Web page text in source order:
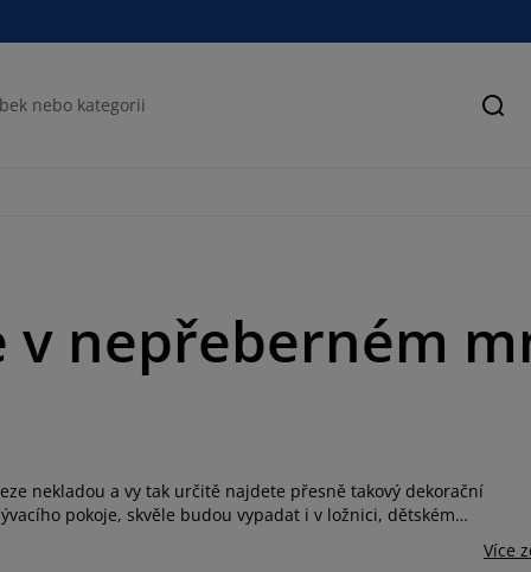
nepřeberném
nekladou a vy tak určitě najdete přesně takový dekorační
pokoje, skvěle budou vypadat i v ložnici, dětském
Více